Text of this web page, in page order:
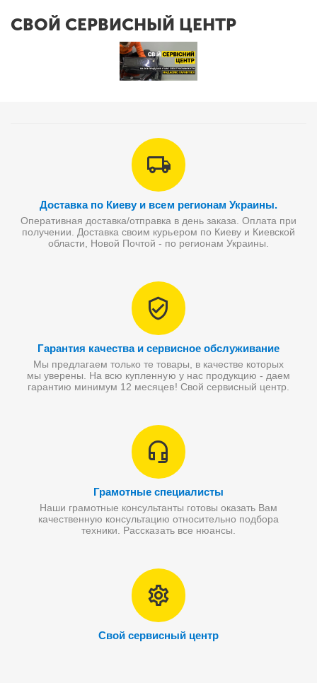
СВОЙ СЕРВИСНЫЙ ЦЕНТР
Доставка по Киеву и всем регионам Украины.
Оперативная доставка/отправка в день заказа. Оплата при
получении. Доставка своим курьером по Киеву и Киевской
области, Новой Почтой - по регионам Украины.
Гарантия качества и сервисное обслуживание
Мы предлагаем только те товары, в качестве которых
мы уверены. На всю купленную у нас продукцию - даем
гарантию минимум 12 месяцев! Свой сервисный центр.
Грамотные специалисты
Наши грамотные консультанты готовы оказать Вам
качественную консультацию относительно подбора
техники. Рассказать все нюансы.
Свой сервисный центр